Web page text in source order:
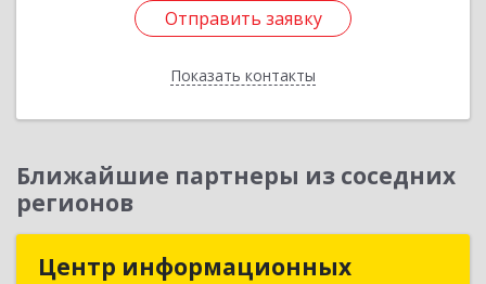
Отправить заявку
Показать контакты
Отправить заявку
Назад
Ближайшие партнеры из соседних
регионов
Центр информационных
Центр информационных